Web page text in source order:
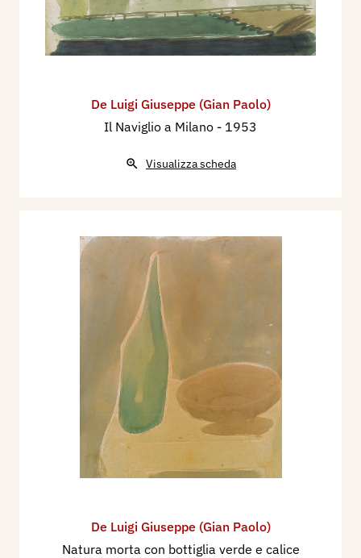
De Luigi Giuseppe (Gian Paolo)
Il Naviglio a Milano - 1953
Visualizza scheda
De Luigi Giuseppe (Gian Paolo)
Natura morta con bottiglia verde e calice